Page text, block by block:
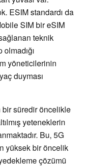
ESIM standardı da
SIM bir eSIM
teknik
yöneticilerinin
duyması
bir süredir öncelikle
yeteneklerin
Bu, 5G
yüksek bir öncelik
çözümü